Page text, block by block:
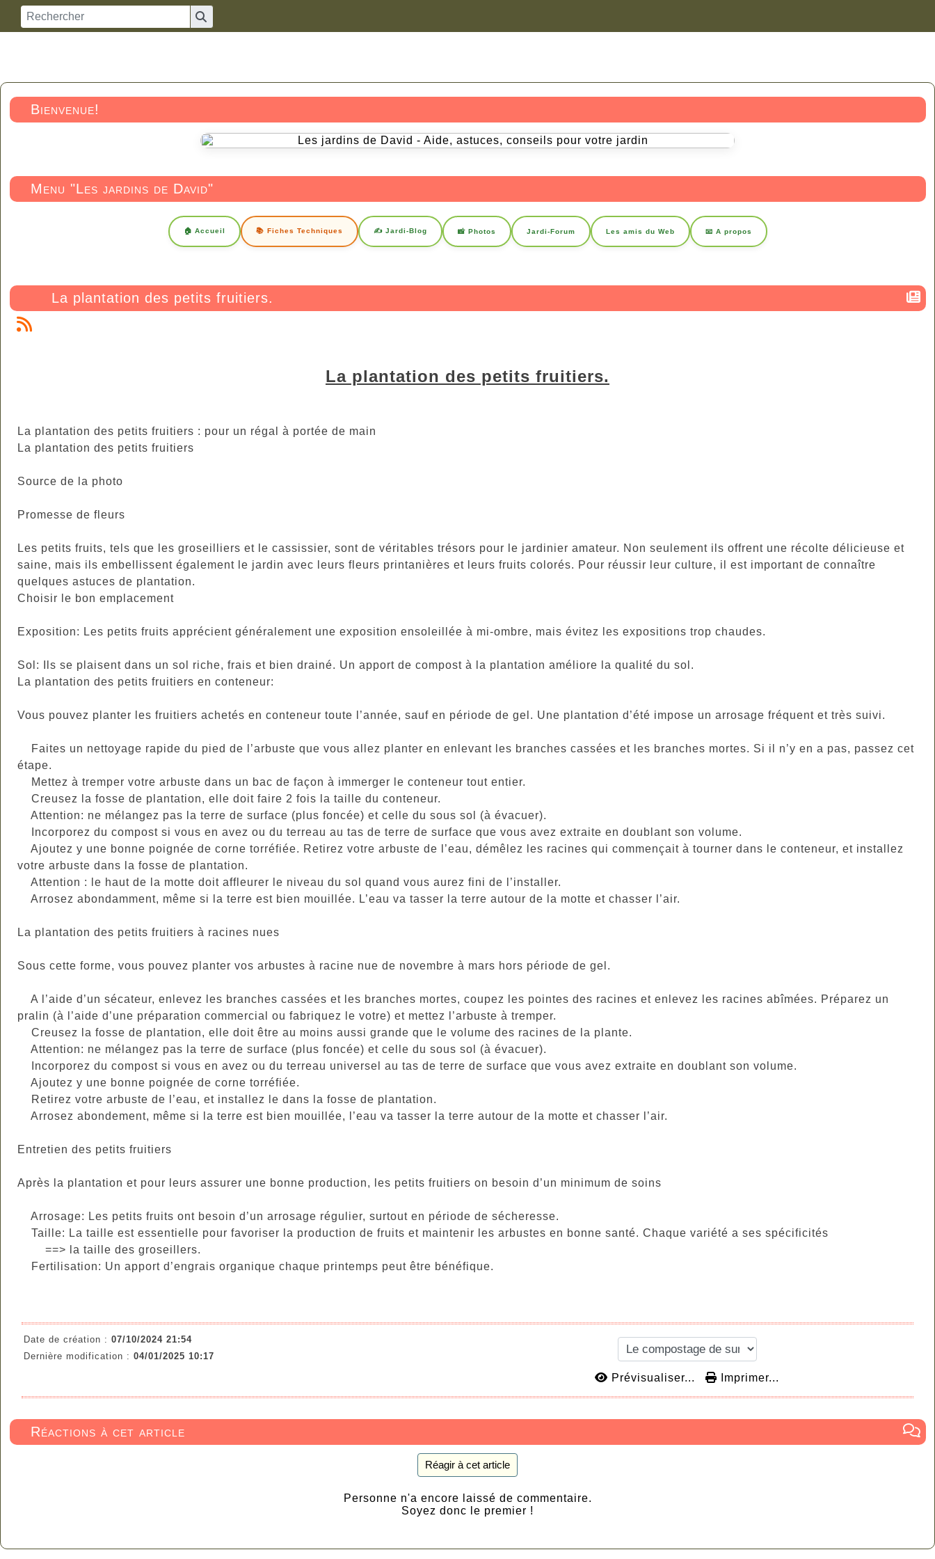
Bienvenue!
Menu "Les jardins de David"
🏠 Accueil 📚 Fiches Techniques ✍️ Jardi-Blog 📸 Photos Jardi-Forum Les amis du Web 📧 A propos
La plantation des petits fruitiers.
La plantation des petits fruitiers.
La plantation des petits fruitiers : pour un régal à portée de main
La plantation des petits fruitiers
Source de la photo
Promesse de fleurs
Les petits fruits, tels que les groseilliers et le cassissier, sont de véritables trésors pour le jardinier amateur. Non seulement ils offrent une récolte délicieuse et
saine, mais ils embellissent également le jardin avec leurs fleurs printanières et leurs fruits colorés. Pour réussir leur culture, il est important de connaître
quelques astuces de plantation.
Choisir le bon emplacement
Exposition: Les petits fruits apprécient généralement une exposition ensoleillée à mi-ombre, mais évitez les expositions trop chaudes.
Sol: Ils se plaisent dans un sol riche, frais et bien drainé. Un apport de compost à la plantation améliore la qualité du sol.
La plantation des petits fruitiers en conteneur:
Vous pouvez planter les fruitiers achetés en conteneur toute l’année, sauf en période de gel. Une plantation d’été impose un arrosage fréquent et très suivi.
Faites un nettoyage rapide du pied de l’arbuste que vous allez planter en enlevant les branches cassées et les branches mortes. Si il n’y en a pas, passez cet
étape.
Mettez à tremper votre arbuste dans un bac de façon à immerger le conteneur tout entier.
Creusez la fosse de plantation, elle doit faire 2 fois la taille du conteneur.
Attention: ne mélangez pas la terre de surface (plus foncée) et celle du sous sol (à évacuer).
Incorporez du compost si vous en avez ou du terreau au tas de terre de surface que vous avez extraite en doublant son volume.
Ajoutez y une bonne poignée de corne torréfiée. Retirez votre arbuste de l’eau, démêlez les racines qui commençait à tourner dans le conteneur, et installez
votre arbuste dans la fosse de plantation.
Attention : le haut de la motte doit affleurer le niveau du sol quand vous aurez fini de l’installer.
Arrosez abondamment, même si la terre est bien mouillée. L’eau va tasser la terre autour de la motte et chasser l’air.
La plantation des petits fruitiers à racines nues
Sous cette forme, vous pouvez planter vos arbustes à racine nue de novembre à mars hors période de gel.
A l’aide d’un sécateur, enlevez les branches cassées et les branches mortes, coupez les pointes des racines et enlevez les racines abîmées. Préparez un
pralin (à l’aide d’une préparation commercial ou fabriquez le votre) et mettez l’arbuste à tremper.
Creusez la fosse de plantation, elle doit être au moins aussi grande que le volume des racines de la plante.
Attention: ne mélangez pas la terre de surface (plus foncée) et celle du sous sol (à évacuer).
Incorporez du compost si vous en avez ou du terreau universel au tas de terre de surface que vous avez extraite en doublant son volume.
Ajoutez y une bonne poignée de corne torréfiée.
Retirez votre arbuste de l’eau, et installez le dans la fosse de plantation.
Arrosez abondement, même si la terre est bien mouillée, l’eau va tasser la terre autour de la motte et chasser l’air.
Entretien des petits fruitiers
Après la plantation et pour leurs assurer une bonne production, les petits fruitiers on besoin d’un minimum de soins
Arrosage: Les petits fruits ont besoin d’un arrosage régulier, surtout en période de sécheresse.
Taille: La taille est essentielle pour favoriser la production de fruits et maintenir les arbustes en bonne santé. Chaque variété a ses spécificités
==> la taille des groseillers.
Fertilisation: Un apport d’engrais organique chaque printemps peut être bénéfique.
Date de création : 07/10/2024 21:54
Dernière modification : 04/01/2025 10:17
Prévisualiser... Imprimer...
Réactions à cet article
Réagir à cet article
Personne n'a encore laissé de commentaire.
Soyez donc le premier !